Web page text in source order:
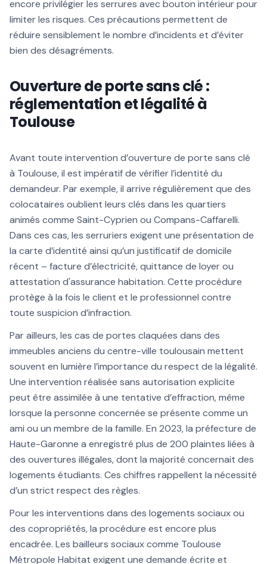
encore privilégier les serrures avec bouton intérieur pour
limiter les risques. Ces précautions permettent de
réduire sensiblement le nombre d’incidents et d’éviter
bien des désagréments.
Ouverture de porte sans clé :
réglementation et légalité à
Toulouse
Avant toute intervention d’ouverture de porte sans clé
à Toulouse, il est impératif de vérifier l’identité du
demandeur. Par exemple, il arrive régulièrement que des
colocataires oublient leurs clés dans les quartiers
animés comme Saint-Cyprien ou Compans-Caffarelli.
Dans ces cas, les serruriers exigent une présentation de
la carte d’identité ainsi qu’un justificatif de domicile
récent – facture d’électricité, quittance de loyer ou
attestation d'assurance habitation. Cette procédure
protège à la fois le client et le professionnel contre
toute suspicion d’infraction.
Par ailleurs, les cas de portes claquées dans des
immeubles anciens du centre-ville toulousain mettent
souvent en lumière l’importance du respect de la légalité.
Une intervention réalisée sans autorisation explicite
peut être assimilée à une tentative d’effraction, même
lorsque la personne concernée se présente comme un
ami ou un membre de la famille. En 2023, la préfecture de
Haute-Garonne a enregistré plus de 200 plaintes liées à
des ouvertures illégales, dont la majorité concernait des
logements étudiants. Ces chiffres rappellent la nécessité
d’un strict respect des règles.
Pour les interventions dans des logements sociaux ou
des copropriétés, la procédure est encore plus
encadrée. Les bailleurs sociaux comme Toulouse
Métropole Habitat exigent une demande écrite et